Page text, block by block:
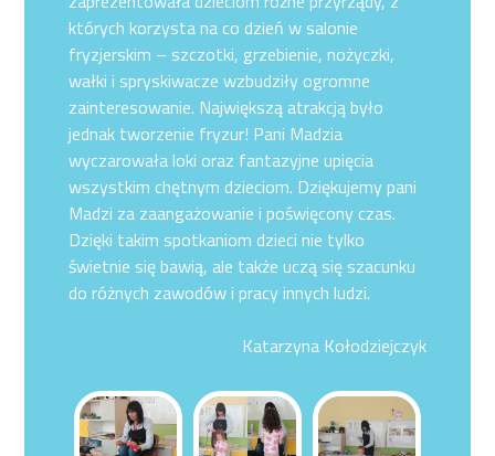
których korzysta na co dzień w salonie
fryzjerskim – szczotki, grzebienie, nożyczki,
wałki i spryskiwacze wzbudziły ogromne
zainteresowanie. Największą atrakcją było
jednak tworzenie fryzur! Pani Madzia
wyczarowała loki oraz fantazyjne upięcia
wszystkim chętnym dzieciom. Dziękujemy pani
Madzi za zaangażowanie i poświęcony czas.
Dzięki takim spotkaniom dzieci nie tylko
świetnie się bawią, ale także uczą się szacunku
do różnych zawodów i pracy innych ludzi.
Katarzyna Kołodziejczyk